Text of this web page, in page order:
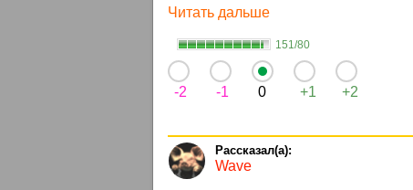
Читать дальше
151/80
-2 -1 0 +1 +2
Wave